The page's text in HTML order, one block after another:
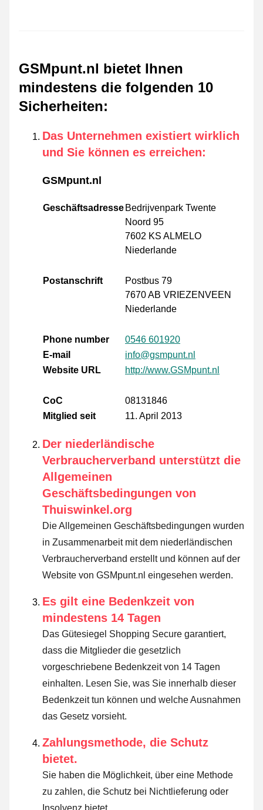
GSMpunt.nl bietet Ihnen
mindestens die folgenden 10
Sicherheiten:
Das Unternehmen existiert wirklich
und Sie können es erreichen:
GSMpunt.nl
Geschäftsadresse Bedrijvenpark Twente
Noord 95
7602 KS ALMELO
Niederlande
Postanschrift
Postbus 79
7670 AB VRIEZENVEEN
Niederlande
Phone number
0546 601920
E-mail
info@gsmpunt.nl
Website URL
http://www.GSMpunt.nl
CoC
08131846
Mitglied seit
11. April 2013
Der niederländische
Verbraucherverband unterstützt die
Allgemeinen
Geschäftsbedingungen von
Thuiswinkel.org
Die Allgemeinen Geschäftsbedingungen wurden
in Zusammenarbeit mit dem niederländischen
Verbraucherverband erstellt und können auf der
Website von GSMpunt.nl eingesehen werden.
Es gilt eine Bedenkzeit von
mindestens 14 Tagen
Das Gütesiegel Shopping Secure garantiert,
dass die Mitglieder die gesetzlich
vorgeschriebene Bedenkzeit von 14 Tagen
einhalten. Lesen Sie, was Sie innerhalb dieser
Bedenkzeit tun können und welche Ausnahmen
das Gesetz vorsieht.
Zahlungsmethode, die Schutz
bietet.
Sie haben die Möglichkeit, über eine Methode
zu zahlen, die Schutz bei Nichtlieferung oder
Insolvenz bietet.